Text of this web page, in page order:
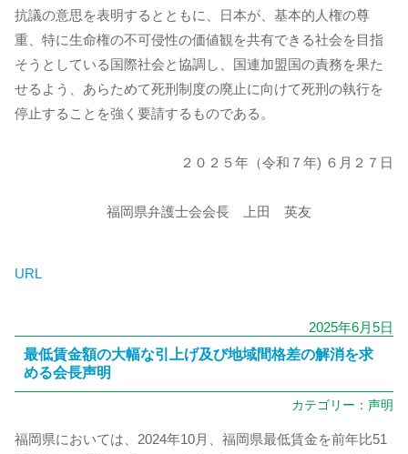
抗議の意思を表明するとともに、日本が、基本的人権の尊
重、特に生命権の不可侵性の価値観を共有できる社会を目指
そうとしている国際社会と協調し、国連加盟国の責務を果た
せるよう、あらためて死刑制度の廃止に向けて死刑の執行を
停止することを強く要請するものである。
２０２５年（令和７年) ６月２７日
福岡県弁護士会会長 上田 英友
URL
2025年6月5日
最低賃金額の大幅な引上げ及び地域間格差の解消を求
める会長声明
カテゴリー： 声明
福岡県においては、2024年10月、福岡県最低賃金を前年比51